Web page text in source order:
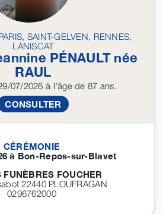
SAINT-GELVEN, RENNES,
LANISCAT
PÉNAULTnée
RAUL
07/2026 à l'âge de 87 ans.
CONSULTER
CÉRÉMONIE
à Bon-Repos-sur-Blavet
FUNÈBRES FOUCHER
22440 PLOUFRAGAN
0296762000